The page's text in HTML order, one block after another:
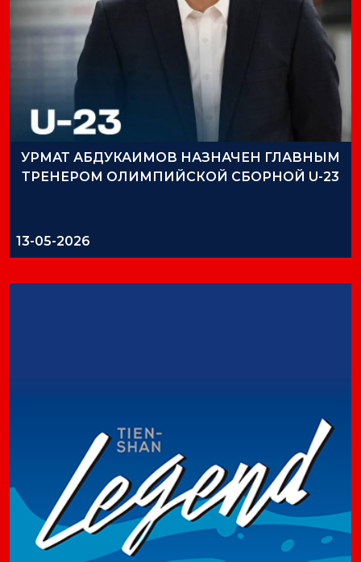
УРМАТ АБДУКАИМОВ НАЗНАЧЕН ГЛАВНЫМ
ТРЕНЕРОМ ОЛИМПИЙСКОЙ СБОРНОЙ U-23
13-05-2026